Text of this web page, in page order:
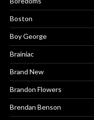
Boston
Boy George
Brainiac
Brand New
Brandon Flowers
Brendan Benson